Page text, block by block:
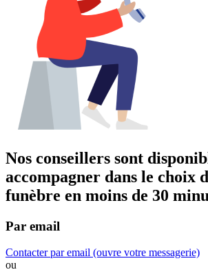
Nos conseillers sont
accompagner dans le choix
funèbre en moins de 30
Par email
Contacter par email (ouvre votre messagerie)
ou